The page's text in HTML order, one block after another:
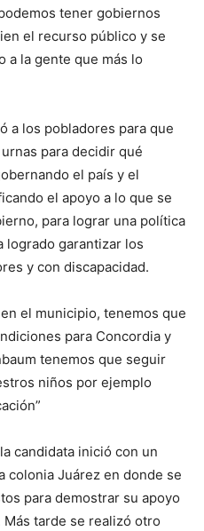
tener gobiernos
el recurso público y se
a la gente que más lo
a los pobladores para que
para decidir qué
el país y el
el apoyo a lo que se
para lograr una política
logrado garantizar los
y con discapacidad.
el municipio, tenemos que
para Concordia y
tenemos que seguir
niños por ejemplo
candidata inició con un
colonia Juárez en donde se
para demostrar su apoyo
tarde se realizó otro